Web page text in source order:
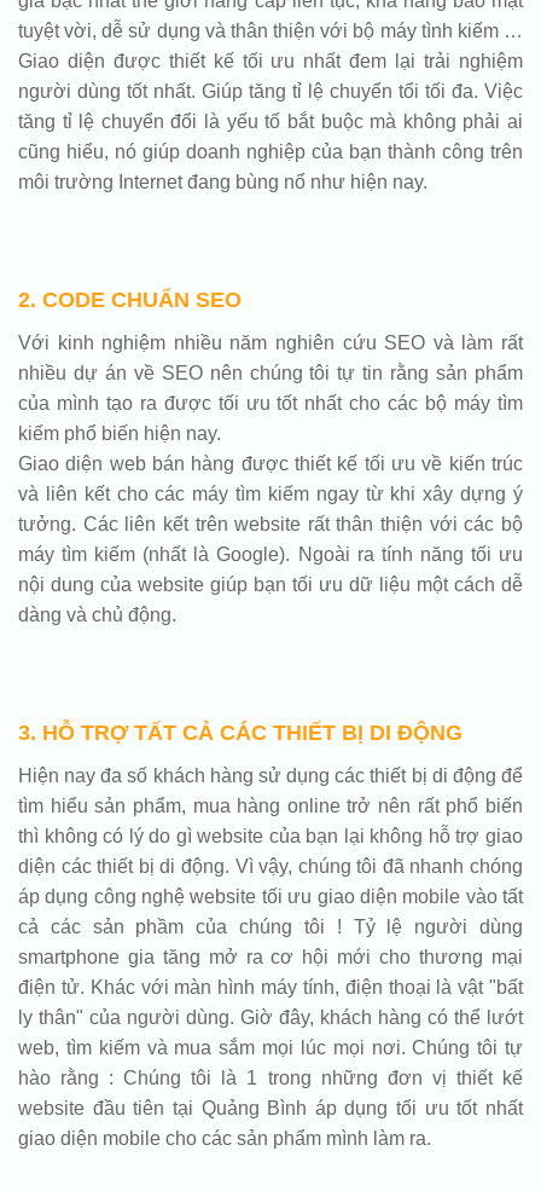
tuyệt vời, dễ sử dụng và thân thiện với bộ máy tình kiếm …
Giao diện được thiết kế tối ưu nhất đem lại trải nghiệm
người dùng tốt nhất. Giúp tăng tỉ lệ chuyển tổi tối đa. Việc
tăng tỉ lệ chuyển đổi là yếu tố bắt buộc mà không phải ai
cũng hiểu, nó giúp doanh nghiệp của bạn thành công trên
môi trường Internet đang bùng nổ như hiện nay.
2. CODE CHUẨN SEO
Với kinh nghiệm nhiều năm nghiên cứu SEO và làm rất
nhiều dự án về SEO nên chúng tôi tự tin rằng sản phẩm
của mình tạo ra được tối ưu tốt nhất cho các bộ máy tìm
kiếm phổ biến hiện nay.
Giao diện web bán hàng được thiết kế tối ưu về kiến trúc
và liên kết cho các máy tìm kiếm ngay từ khi xây dựng ý
tưởng. Các liên kết trên website rất thân thiện với các bộ
máy tìm kiếm (nhất là Google). Ngoài ra tính năng tối ưu
nội dung của website giúp bạn tối ưu dữ liệu một cách dễ
dàng và chủ động.
3. HỖ TRỢ TẤT CẢ CÁC THIẾT BỊ DI ĐỘNG
Hiện nay đa số khách hàng sử dụng các thiết bị di động để
tìm hiểu sản phẩm, mua hàng online trở nên rất phổ biến
thì không có lý do gì website của bạn lại không hỗ trợ giao
diện các thiết bị di động. Vì vậy, chúng tôi đã nhanh chóng
áp dụng công nghệ website tối ưu giao diện mobile vào tất
cả các sản phầm của chúng tôi ! Tỷ lệ người dùng
smartphone gia tăng mở ra cơ hội mới cho thương mại
điện tử. Khác với màn hình máy tính, điện thoại là vật "bất
ly thân" của người dùng. Giờ đây, khách hàng có thể lướt
web, tìm kiếm và mua sắm mọi lúc mọi nơi. Chúng tôi tự
hào rằng : Chúng tôi là 1 trong những đơn vị thiết kế
website đầu tiên tại Quảng Bình áp dụng tối ưu tốt nhất
giao diện mobile cho các sản phẩm mình làm ra.